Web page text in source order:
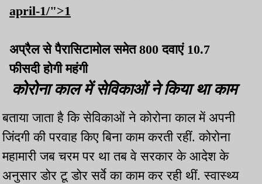
april-1/">1
अप्रैल से पैरासिटामोल समेत 800 दवाएं 10.7
फीसदी होगी महंगी
कोरोना काल में सेविकाओं ने किया था काम
बताया जाता है कि सेविकाओं ने कोरोना काल में अपनी
जिंदगी की परवाह किए बिना काम करती रहीं. कोरोना
महामारी जब चरम पर था तब वे सरकार के आदेश के
अनुसार डोर टू डोर सर्वे का काम कर रही थीं. स्वास्थ्य